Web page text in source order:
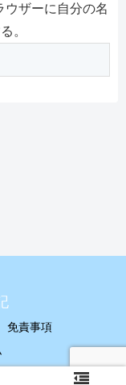
ウザーに自分の名
。
免責事項